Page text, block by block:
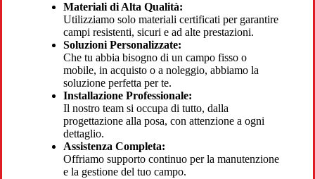
Materiali di Alta Qualità:
Utilizziamo solo materiali certificati per garantire
campi resistenti, sicuri e ad alte prestazioni.
Soluzioni Personalizzate:
Che tu abbia bisogno di un campo fisso o
mobile, in acquisto o a noleggio, abbiamo la
soluzione perfetta per te.
Installazione Professionale:
Il nostro team si occupa di tutto, dalla
progettazione alla posa, con attenzione a ogni
dettaglio.
Assistenza Completa:
Offriamo supporto continuo per la manutenzione
e la gestione del tuo campo.